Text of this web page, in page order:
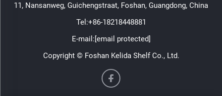
11, Nansanweg, Guichengstraat, Foshan, Guangdong, China
Tel:+86-18218448881
E-mail:[email protected]
Copyright © Foshan Kelida Shelf Co., Ltd.